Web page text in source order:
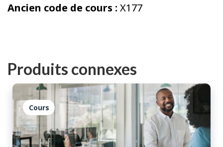
Ancien code de cours : X177
Produits connexes
Cours